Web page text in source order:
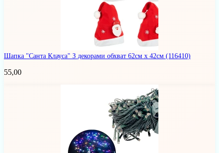
Шапка "Санта Клауса" З декорами обхват 62см х 42см (116410)
55,00